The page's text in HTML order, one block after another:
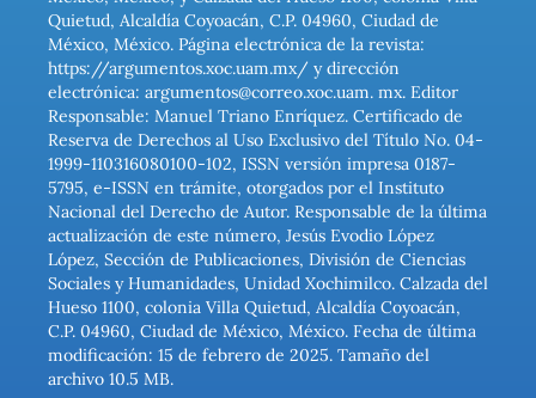
Quietud, Alcaldía Coyoacán, C.P. 04960, Ciudad de
México, México. Página electrónica de la revista:
https://argumentos.xoc.uam.mx/ y dirección
electrónica: argumentos@correo.xoc.uam. mx. Editor
Responsable: Manuel Triano Enríquez. Certificado de
Reserva de Derechos al Uso Exclusivo del Título No. 04-
1999-110316080100-102, ISSN versión impresa 0187-
5795, e-ISSN en trámite, otorgados por el Instituto
Nacional del Derecho de Autor. Responsable de la última
actualización de este número, Jesús Evodio López
López, Sección de Publicaciones, División de Ciencias
Sociales y Humanidades, Unidad Xochimilco. Calzada del
Hueso 1100, colonia Villa Quietud, Alcaldía Coyoacán,
C.P. 04960, Ciudad de México, México. Fecha de última
modificación: 15 de febrero de 2025. Tamaño del
archivo 10.5 MB.